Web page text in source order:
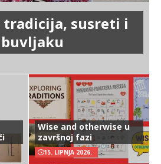
tradicija, susreti i
Wise and otherwise u
završnoj fazi
15. LIPNJA 2026.